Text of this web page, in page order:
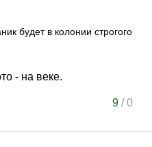
будет в колонии строгого
- на веке.
9/0